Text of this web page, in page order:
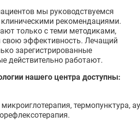
мы руководствуемся
рекомендациями.
только с теми методиками,
свою эффективность. Лечащий
зарегистрированные
действительно работают.
нашего центра доступны:
микроиглотерапия, термопунктура,